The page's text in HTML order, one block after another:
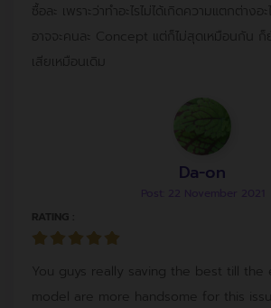
ซื้อละ เพราะว่าทำอะไรไม่ได้เกิดความแตกต่าง
อาจจะคนละ Concept แต่ก็ไม่สุดเหมือนกัน ก็
เสียเหมือนเดิม
Da-on
RATING :
You guys really saving the best till the
model are more handsome for this